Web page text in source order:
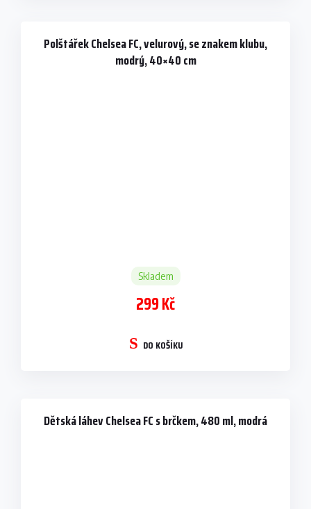
Polštářek Chelsea FC, velurový, se znakem klubu,
modrý, 40×40 cm
Skladem
299 Kč
DO KOŠÍKU
Dětská láhev Chelsea FC s brčkem, 480 ml, modrá